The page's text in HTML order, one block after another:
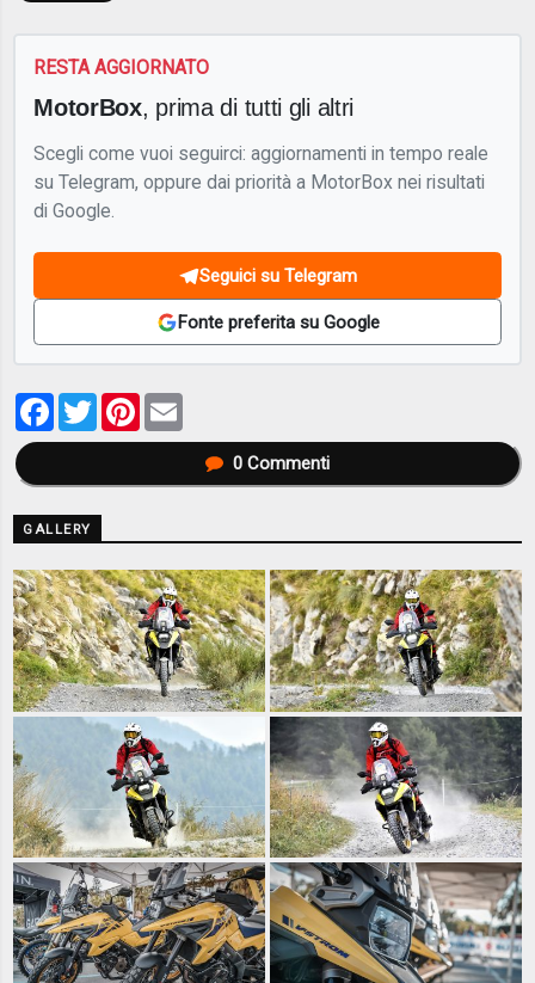
RESTA AGGIORNATO
MotorBox, prima di tutti gli altri
Scegli come vuoi seguirci: aggiornamenti in tempo reale
su Telegram, oppure dai priorità a MotorBox nei risultati
di Google.
Seguici su Telegram
Fonte preferita su Google
Facebook
TwitterPinterest
0Commenti
GALLERY